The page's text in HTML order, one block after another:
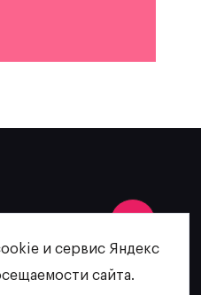
и сервис Яндекс
сайта.